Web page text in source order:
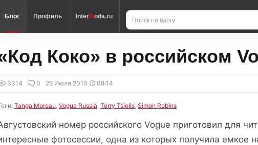
Блог Профиль InterModa.ru
Коко» в российском
3314 0 26 Июля 2010 08:14
Tanga Moreau, Vogue Russia, Terry Tsiolis, Simon Robins
номер российского Vogue приготовил для
фотосессии, одна из которых получила емкое